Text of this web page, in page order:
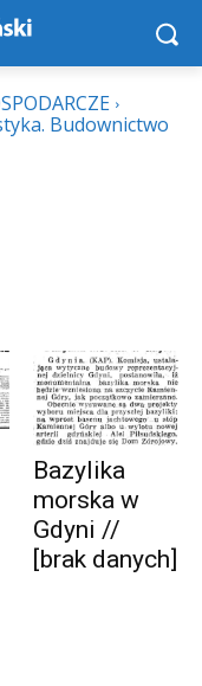
Budownictwo
Bazylika
morska w
Gdyni //
[brak danych]